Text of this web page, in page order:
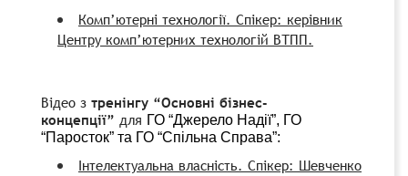
Комп’ютерні технології. Спікер: керівник
Центру комп’ютерних технологій ВТПП.
Відео з тренінгу “Основні бізнес-
концепції” для ГО “Джерело Надії”, ГО
“Паросток” та ГО “Спільна Справа”:
Інтелектуальна власність. Спікер: Шевченко